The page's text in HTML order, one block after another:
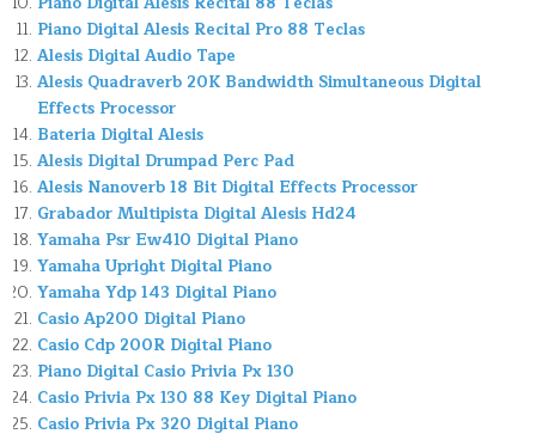
Piano Digital Alesis Recital Pro 88 Teclas
Alesis Digital Audio Tape
Alesis Quadraverb 20K Bandwidth Simultaneous Digital
Effects Processor
Bateria Digital Alesis
Alesis Digital Drumpad Perc Pad
Alesis Nanoverb 18 Bit Digital Effects Processor
Grabador Multipista Digital Alesis Hd24
Yamaha Psr Ew410 Digital Piano
Yamaha Upright Digital Piano
Yamaha Ydp 143 Digital Piano
Casio Ap200 Digital Piano
Casio Cdp 200R Digital Piano
Piano Digital Casio Privia Px 130
Casio Privia Px 130 88 Key Digital Piano
Casio Privia Px 320 Digital Piano